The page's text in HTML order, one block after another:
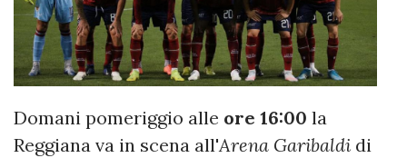
Domani pomeriggio alle ore 16:00 la
Reggiana va in scena all'Arena Garibaldi di